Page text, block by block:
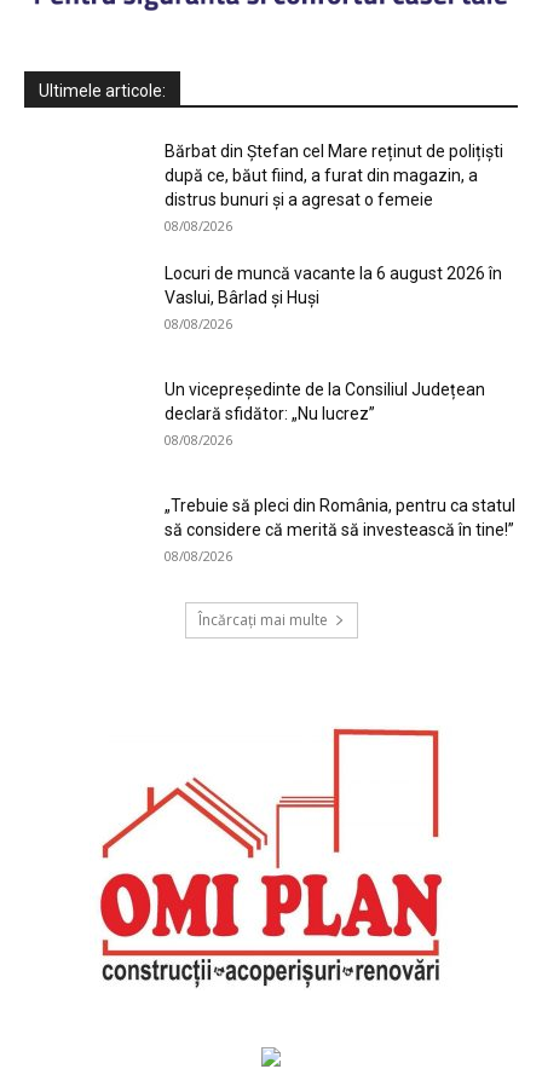
Ultimele articole:
Bărbat din Ștefan cel Mare reținut de polițiști
după ce, băut fiind, a furat din magazin, a
distrus bunuri și a agresat o femeie
08/08/2026
Locuri de muncă vacante la 6 august 2026 în
Vaslui, Bârlad și Huși
08/08/2026
Un vicepreședinte de la Consiliul Județean
declară sfidător: „Nu lucrez”
08/08/2026
„Trebuie să pleci din România, pentru ca statul
să considere că merită să investească în tine!”
08/08/2026
Încărcați mai multe